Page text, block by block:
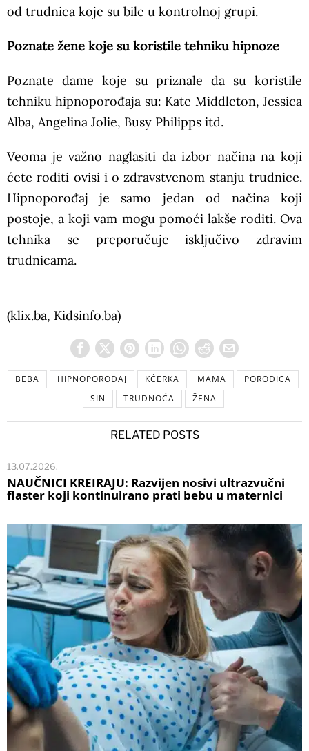
od trudnica koje su bile u kontrolnoj grupi.
Poznate žene koje su koristile tehniku hipnoze
Poznate dame koje su priznale da su koristile
tehniku hipnoporođaja su: Kate Middleton, Jessica
Alba, Angelina Jolie, Busy Philipps itd.
Veoma je važno naglasiti da izbor načina na koji
ćete roditi ovisi i o zdravstvenom stanju trudnice.
Hipnoporođaj je samo jedan od načina koji
postoje, a koji vam mogu pomoći lakše roditi. Ova
tehnika se preporučuje isključivo zdravim
trudnicama.
(klix.ba, Kidsinfo.ba)
BEBA HIPNOPOROĐAJ KĆERKA MAMA
PORODICA
SIN
TRUDNOĆA ŽENA
RELATED POSTS
13.07.2026.
NAUČNICI KREIRAJU: Razvijen nosivi ultrazvučni
flaster koji kontinuirano prati bebu u maternici